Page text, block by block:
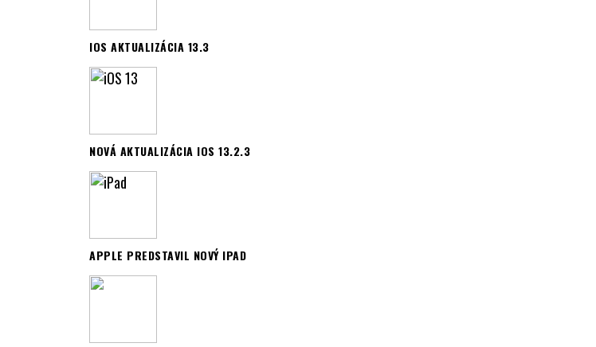
IOS AKTUALIZÁCIA 13.3
NOVÁ AKTUALIZÁCIA IOS 13.2.3
APPLE PREDSTAVIL NOVÝ IPAD